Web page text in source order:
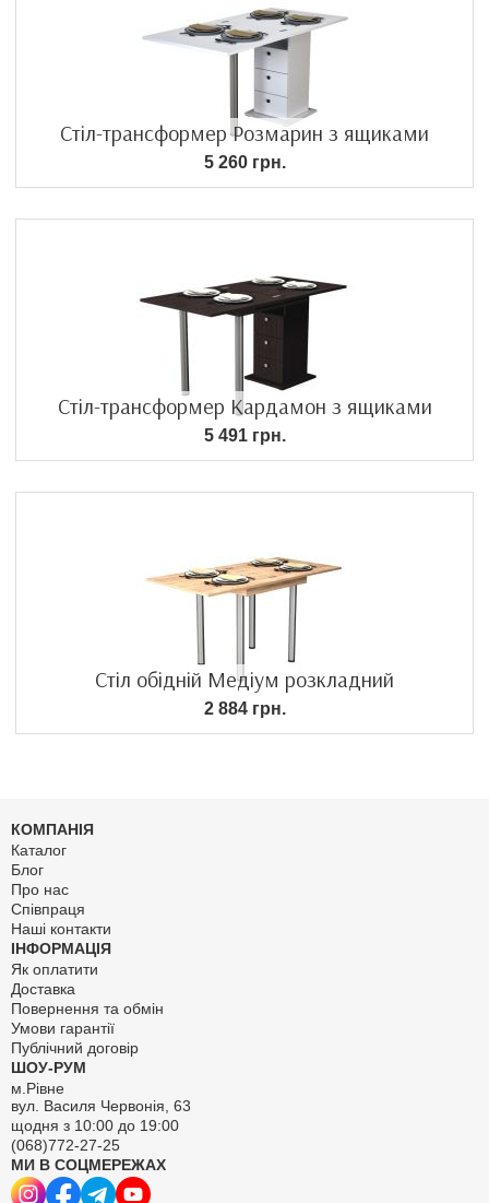
Стіл-трансформер Розмарин з ящиками
5 260 грн.
Стіл-трансформер Кардамон з ящиками
5 491 грн.
Стіл обідній Медіум розкладний
2 884 грн.
КОМПАНІЯ
Каталог
Блог
Про нас
Співпраця
Наші контакти
ІНФОРМАЦІЯ
Як оплатити
Доставка
Повернення та обмін
Умови гарантії
Публічний договір
ШОУ-РУМ
м.Рівне
вул. Василя Червонія, 63
щодня з 10:00 до 19:00
(068)772-27-25
МИ В СОЦМЕРЕЖАХ